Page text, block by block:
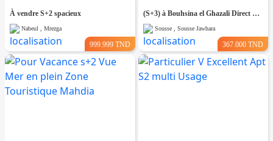
À vendre S+2 spacieux
Nabeul , Mrezga
999.999 TND
(S+3) à Bouhsina el Ghazali Direct Promoteur
Sousse , Sousse Jawhara
367.000 TND